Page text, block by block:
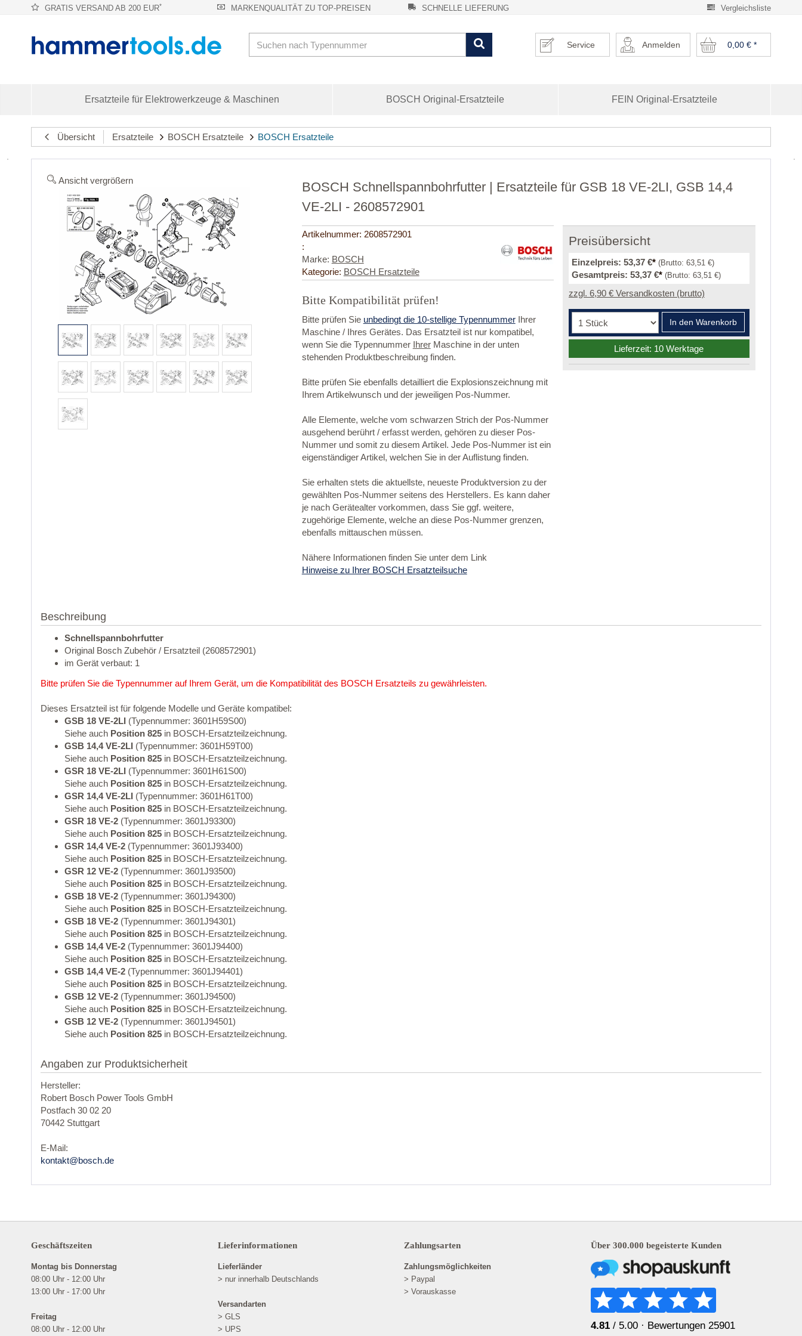
Vergleichsliste
GRATIS VERSAND AB 200 EUR* MARKENQUALITÄT ZU TOP-PREISEN SCHNELLE LIEFERUNG
0,00 €*
Anmelden
Service
Ersatzteile für Elektrowerkzeuge & Maschinen BOSCH Original-Ersatzteile FEIN Original-Ersatzteile
Übersicht Ersatzteile BOSCH Ersatzteile BOSCH Ersatzteile
Ansicht vergrößern
BOSCH Schnellspannbohrfutter | Ersatzteile für GSB 18 VE-2LI, GSB 14,4
VE-2LI - 2608572901
Artikelnummer: 2608572901
:
Marke: BOSCH
Kategorie: BOSCH Ersatzteile
Bitte Kompatibilität prüfen!
Bitte prüfen Sie unbedingt die 10-stellige TypennummerIhrer
Maschine / Ihres Gerätes. Das Ersatzteil ist nur kompatibel,
wenn Sie die Typennummer IhrerMaschine in der unten
stehenden Produktbeschreibung finden.
Bitte prüfen Sie ebenfalls detailliert die Explosionszeichnung mit
Ihrem Artikelwunsch und der jeweiligen Pos-Nummer.
Alle Elemente, welche vom schwarzen Strich der Pos-Nummer
ausgehend berührt / erfasst werden, gehören zu dieser Pos-
Nummer und somit zu diesem Artikel. Jede Pos-Nummer ist ein
eigenständiger Artikel, welchen Sie in der Auflistung finden.
Sie erhalten stets die aktuellste, neueste Produktversion zu der
gewählten Pos-Nummer seitens des Herstellers. Es kann daher
je nach Gerätealter vorkommen, dass Sie ggf. weitere,
zugehörige Elemente, welche an diese Pos-Nummer grenzen,
ebenfalls mittauschen müssen.
Nähere Informationen finden Sie unter dem Link
Hinweise zu Ihrer BOSCH Ersatzteilsuche
Preisübersicht
Einzelpreis: 53,37 €* (Brutto: 63,51 €)
Gesamtpreis: 53,37 €* (Brutto: 63,51 €)
zzgl. 6,90 € Versandkosten (brutto)
In den Warenkorb
Lieferzeit: 10 Werktage
Beschreibung
Schnellspannbohrfutter
Original Bosch Zubehör / Ersatzteil (2608572901)
im Gerät verbaut: 1
Bitte prüfen Sie die Typennummer auf Ihrem Gerät, um die Kompatibilität des BOSCH Ersatzteils zu gewährleisten.
Dieses Ersatzteil ist für folgende Modelle und Geräte kompatibel:
GSB 18 VE-2LI (Typennummer: 3601H59S00)
Siehe auch Position 825 in BOSCH-Ersatzteilzeichnung.
GSB 14,4 VE-2LI (Typennummer: 3601H59T00)
Siehe auch Position 825 in BOSCH-Ersatzteilzeichnung.
GSR 18 VE-2LI (Typennummer: 3601H61S00)
Siehe auch Position 825 in BOSCH-Ersatzteilzeichnung.
GSR 14,4 VE-2LI (Typennummer: 3601H61T00)
Siehe auch Position 825 in BOSCH-Ersatzteilzeichnung.
GSR 18 VE-2 (Typennummer: 3601J93300)
Siehe auch Position 825 in BOSCH-Ersatzteilzeichnung.
GSR 14,4 VE-2 (Typennummer: 3601J93400)
Siehe auch Position 825 in BOSCH-Ersatzteilzeichnung.
GSR 12 VE-2 (Typennummer: 3601J93500)
Siehe auch Position 825 in BOSCH-Ersatzteilzeichnung.
GSB 18 VE-2 (Typennummer: 3601J94300)
Siehe auch Position 825 in BOSCH-Ersatzteilzeichnung.
GSB 18 VE-2 (Typennummer: 3601J94301)
Siehe auch Position 825 in BOSCH-Ersatzteilzeichnung.
GSB 14,4 VE-2 (Typennummer: 3601J94400)
Siehe auch Position 825 in BOSCH-Ersatzteilzeichnung.
GSB 14,4 VE-2 (Typennummer: 3601J94401)
Siehe auch Position 825 in BOSCH-Ersatzteilzeichnung.
GSB 12 VE-2 (Typennummer: 3601J94500)
Siehe auch Position 825 in BOSCH-Ersatzteilzeichnung.
GSB 12 VE-2 (Typennummer: 3601J94501)
Siehe auch Position 825 in BOSCH-Ersatzteilzeichnung.
Angaben zur Produktsicherheit
Hersteller:
Robert Bosch Power Tools GmbH
Postfach 30 02 20
70442 Stuttgart
E-Mail:
kontakt@bosch.de
Geschäftszeiten
Montag bis Donnerstag
08:00 Uhr - 12:00 Uhr
13:00 Uhr - 17:00 Uhr
Freitag
08:00 Uhr - 12:00 Uhr
Lieferinformationen
Lieferländer
> nur innerhalb Deutschlands
Versandarten
> GLS
> UPS
Zahlungsarten
Zahlungsmöglichkeiten
> Paypal
> Vorauskasse
Über 300.000 begeisterte Kunden
4.81 / 5.00 · Bewertungen 25901